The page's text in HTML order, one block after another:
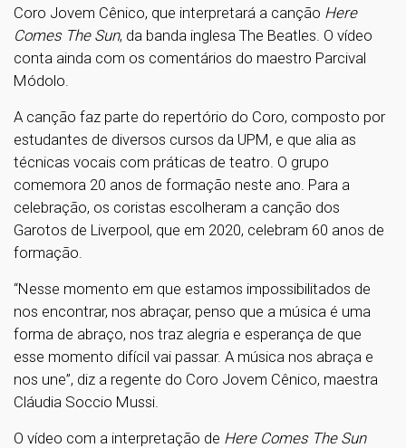
Coro Jovem Cênico, que interpretará a canção Here
Comes The Sun, da banda inglesa The Beatles. O vídeo
conta ainda com os comentários do maestro Parcival
Módolo.
A canção faz parte do repertório do Coro, composto por
estudantes de diversos cursos da UPM, e que alia as
técnicas vocais com práticas de teatro. O grupo
comemora 20 anos de formação neste ano. Para a
celebração, os coristas escolheram a canção dos
Garotos de Liverpool, que em 2020, celebram 60 anos de
formação.
“Nesse momento em que estamos impossibilitados de
nos encontrar, nos abraçar, penso que a música é uma
forma de abraço, nos traz alegria e esperança de que
esse momento difícil vai passar. A música nos abraça e
nos une”, diz a regente do Coro Jovem Cênico, maestra
Cláudia Soccio Mussi.
O vídeo com a interpretação de Here Comes The Sun